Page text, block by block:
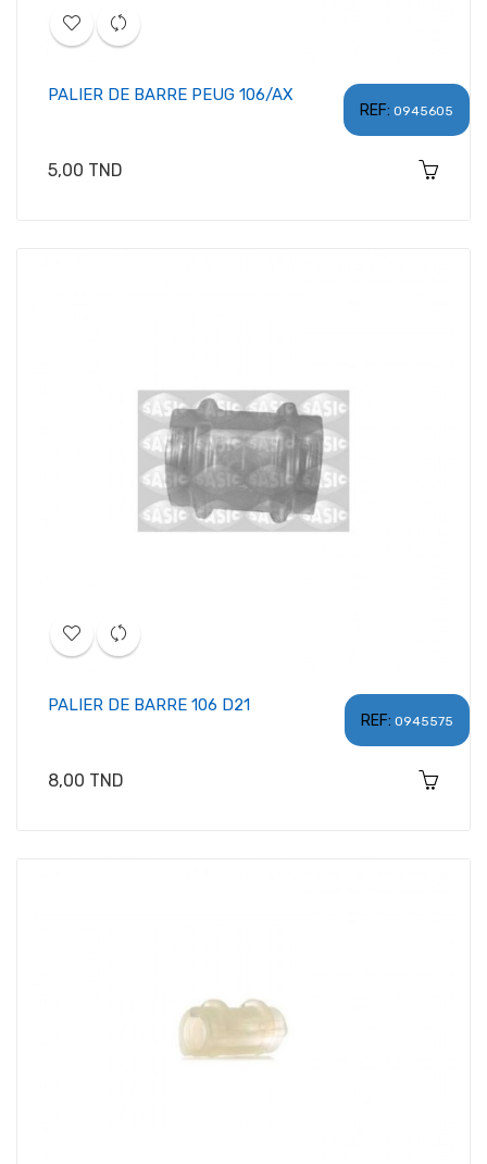
REF: 0945605
PALIER DE BARRE PEUG 106/AX
Prix
5,00 TND
REF: 0945575
PALIER DE BARRE 106 D21
Prix
8,00 TND